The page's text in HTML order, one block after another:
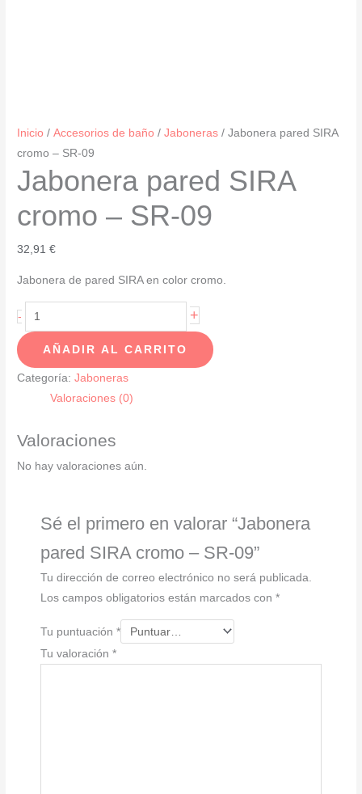
Inicio /Accesorios de baño /Jaboneras / Jabonera pared SIRA
cromo – SR-09
Jabonera pared SIRA
cromo – SR-09
32,91€
Jabonera de pared SIRA en color cromo.
-
Jabonera
pared
SIRA
cromo
09
+
AÑADIR AL CARRITO
Categoría:Jaboneras
Valoraciones (0)
Valoraciones
No hay valoraciones aún.
Sé el primero en valorar “Jabonera
pared SIRA cromo – SR-09”
Tu dirección de correo electrónico no será publicada.
Los campos obligatorios están marcados con*
Tu puntuación*
Tu valoración*